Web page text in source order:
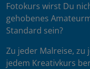
Fotokurs wirst Du
gehobenes
Standard sein?
Zu jeder Malreise,
jedem Kreativkurs